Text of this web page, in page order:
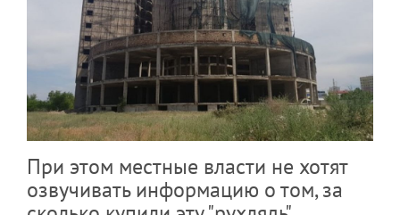
При этом местные власти не хотят
озвучивать информацию о том, за